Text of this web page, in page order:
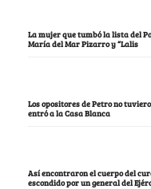
La mujer que tumbó la lista del
María del Mar Pizarro y “Lalis
Los opositores de Petro no
entró a la Casa Blanca
Así encontraron el cuerpo del
escondido por un general del